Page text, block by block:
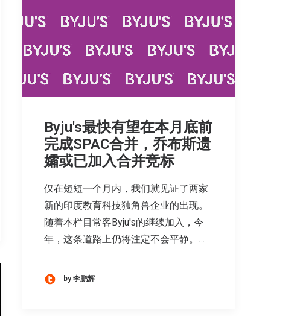
Byju's最快有望在本月底前
完成SPAC合并，乔布斯遗
孀或已加入合并竞标
仅在短短一个月内，我们就见证了两家
新的印度教育科技独角兽企业的出现。
随着本栏目常客Byju's的继续加入，今
年，这条道路上仍将注定不会平静。…
by 李鹏辉